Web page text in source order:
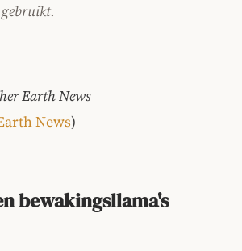
Earth News
News)
bewakingsllama's